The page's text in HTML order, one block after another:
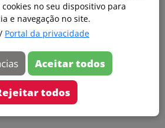
no seu dispositivo para
e navegação no site.
/ Portal da privacidade
Aceitar todos
todos
Esqueci minha senha
Entrar
com Microsoft
não faz parte?
Cadastre-se
Versão 20260805.7